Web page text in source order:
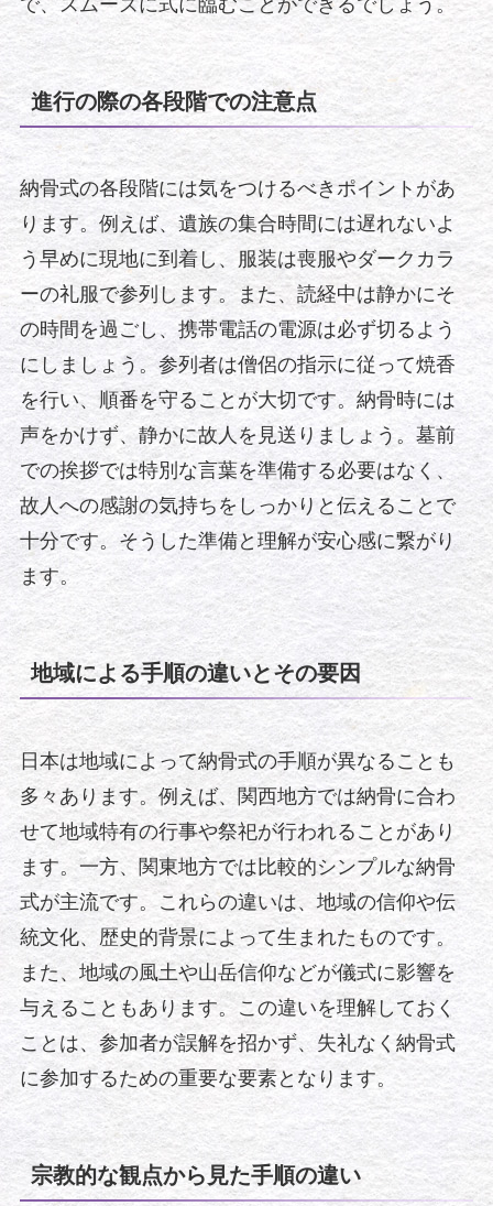
進行の際の各段階での注意点
納骨式の各段階には気をつけるべきポイントがあ
ります。例えば、遺族の集合時間には遅れないよ
う早めに現地に到着し、服装は喪服やダークカラ
ーの礼服で参列します。また、読経中は静かにそ
の時間を過ごし、携帯電話の電源は必ず切るよう
にしましょう。参列者は僧侶の指示に従って焼香
を行い、順番を守ることが大切です。納骨時には
声をかけず、静かに故人を見送りましょう。墓前
での挨拶では特別な言葉を準備する必要はなく、
故人への感謝の気持ちをしっかりと伝えることで
十分です。そうした準備と理解が安心感に繋がり
ます。
地域による手順の違いとその要因
日本は地域によって納骨式の手順が異なることも
多々あります。例えば、関西地方では納骨に合わ
せて地域特有の行事や祭祀が行われることがあり
ます。一方、関東地方では比較的シンプルな納骨
式が主流です。これらの違いは、地域の信仰や伝
統文化、歴史的背景によって生まれたものです。
また、地域の風土や山岳信仰などが儀式に影響を
与えることもあります。この違いを理解しておく
ことは、参加者が誤解を招かず、失礼なく納骨式
に参加するための重要な要素となります。
宗教的な観点から見た手順の違い